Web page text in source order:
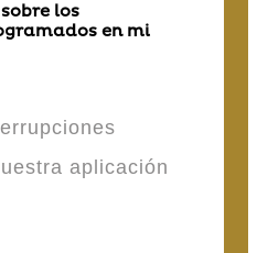
los
en mi
aplicación